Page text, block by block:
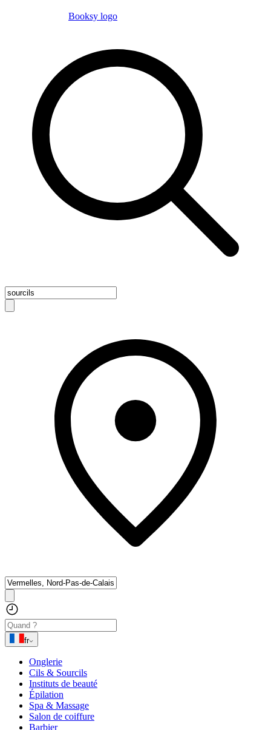
Booksy logo
fr
Onglerie
Cils & Sourcils
Instituts de beauté
Épilation
Spa & Massage
Salon de coiffure
Barbier